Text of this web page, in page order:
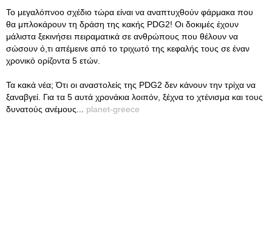
Το μεγαλόπνοο σχέδιο τώρα είναι να αναπτυχθούν φάρμακα που
θα μπλοκάρουν τη δράση της κακής PDG2! Οι δοκιμές έχουν
μάλιστα ξεκινήσει πειραματικά σε ανθρώπους που θέλουν να
σώσουν ό,τι απέμεινε από το τριχωτό της κεφαλής τους σε έναν
χρονικό ορίζοντα 5 ετών.
Τα κακά νέα; Ότι οι αναστολείς της PDG2 δεν κάνουν την τρίχα να
ξαναβγεί. Για τα 5 αυτά χρονάκια λοιπόν, ξέχνα το χτένισμα και τους
δυνατούς ανέμους... planet-greece